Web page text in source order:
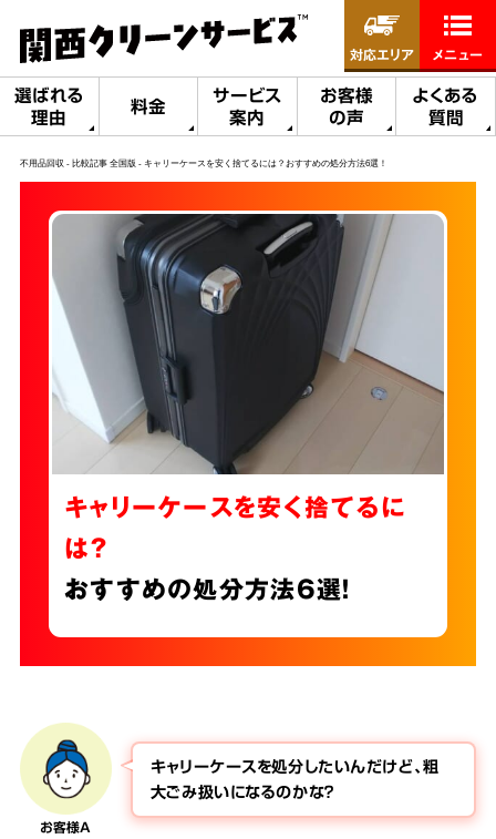
選ばれる
理由
料金
サービス
案内
お客様
の声
よくある
質問
対応エリア メニュー
不用品回収 比較記事 全国版 キャリーケースを安く捨てるには？おすすめの処分方法6選！
キャリーケースを安く捨てるに
は？
おすすめの処分方法6選！
お客様A
キャリーケースを処分したいんだけど、粗
大ごみ扱いになるのかな？